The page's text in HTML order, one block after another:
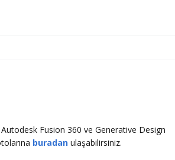
Fusion 360 ve Generative Design
buradan ulaşabilirsiniz.